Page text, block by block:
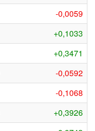
-0,0059
+0,1033
+0,3471
-0,0592
-0,1068
+0,3926